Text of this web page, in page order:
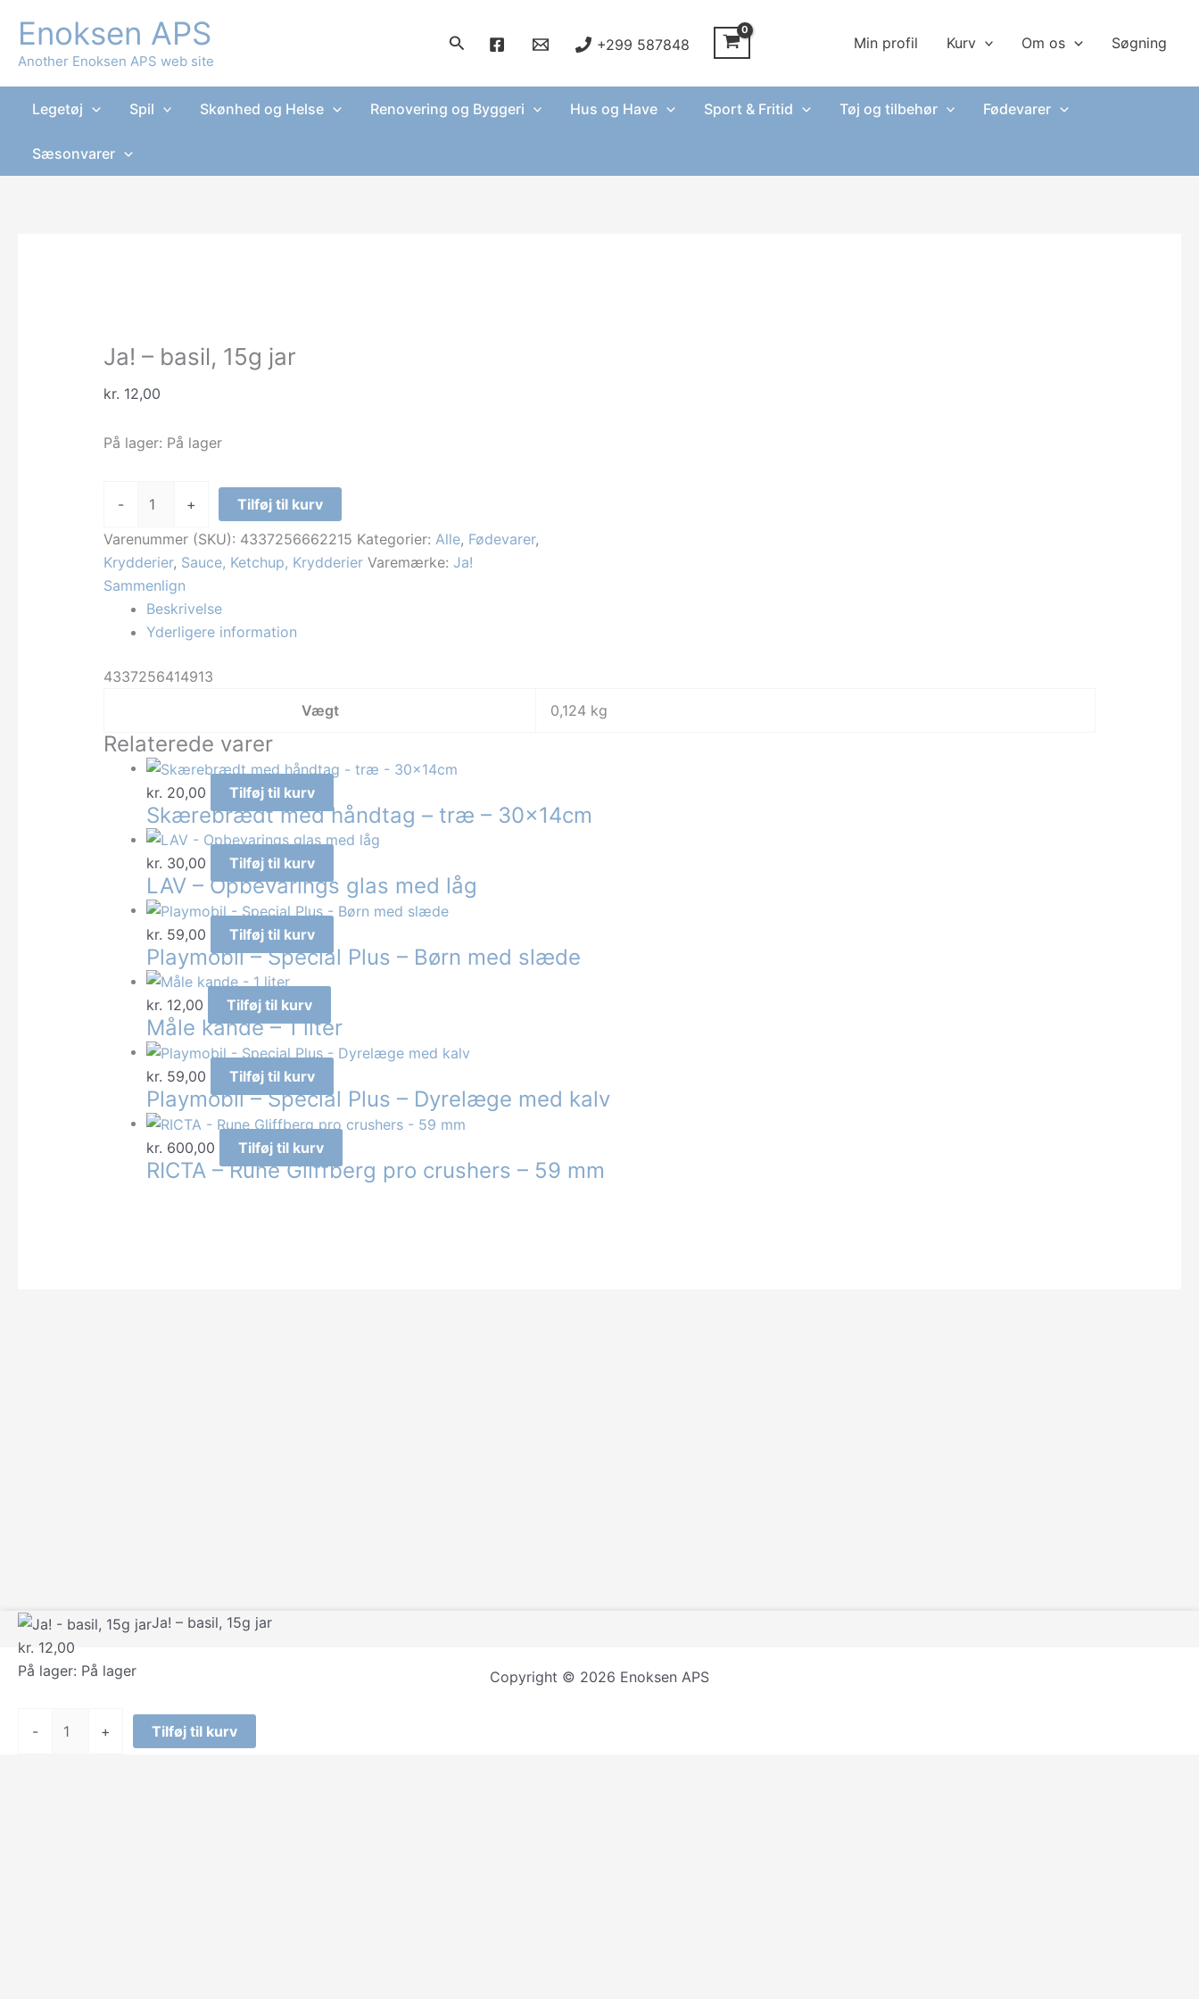
indholdet
Enoksen APS
Another Enoksen APS web site
Søg +299 587848 Min profil Kurv Om os Søgning
Legetøj Spil Skønhed og Helse Renovering og Byggeri Hus og Have Sport & Fritid Tøj og tilbehør Fødevarer
Sæsonvarer
Ja! – basil, 15g jar
kr. 12,00
På lager: På lager
-
basil,
15g
jar
antal
+
Tilføj til kurv
Varenummer (SKU): 4337256662215 Kategorier: Alle, Fødevarer,
Krydderier, Sauce, Ketchup, Krydderier Varemærke: Ja!
Sammenlign
Beskrivelse
Yderligere information
4337256414913
Vægt
0,124 kg
Relaterede varer
kr. 20,00 Tilføj til kurv
Skærebrædt med håndtag – træ – 30x14cm
kr. 30,00 Tilføj til kurv
LAV – Opbevarings glas med låg
kr. 59,00 Tilføj til kurv
Playmobil – Special Plus – Børn med slæde
kr. 12,00 Tilføj til kurv
Måle kande – 1 liter
kr. 59,00 Tilføj til kurv
Playmobil – Special Plus – Dyrelæge med kalv
kr. 600,00 Tilføj til kurv
RICTA – Rune Gliffberg pro crushers – 59 mm
Copyright © 2026 Enoksen APS
Ja! – basil, 15g jar
kr. 12,00
På lager: På lager
- + Tilføj til kurv